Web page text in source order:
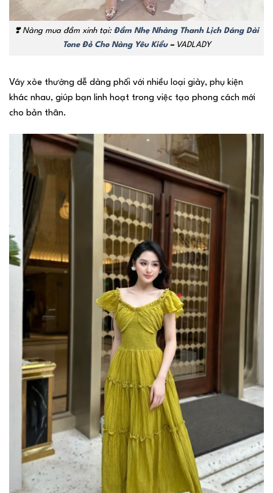
❣️Nàng mua đầm xinh tại: Đầm Nhẹ Nhàng Thanh Lịch Dáng Dài
Tone Đỏ Cho Nàng Yêu Kiều –VADLADY
Váy xòe thường dễ dàng phối với nhiều loại giày, phụ kiện
khác nhau, giúp bạn linh hoạt trong việc tạo phong cách mới
cho bản thân.